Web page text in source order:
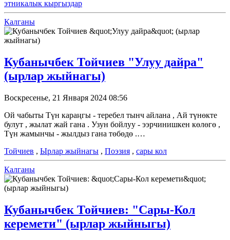
этникалык кыргыздар
Калганы
Кубанычбек Тойчиев "Улуу дайра"
(ырлар жыйнагы)
Воскресенье, 21 Января 2024 08:56
Ой чабыты Түн караңгы - теребел тынч айлана , Ай түнөкте
булут , жылат жай гана . Узун бойлуу - ээрчинишкен көлөгө ,
Түн жамынчы - жылдыз гана төбөдө .…
Тойчиев , Ырлар жыйнагы , Поэзия , сары кол
Калганы
Кубанычбек Тойчиев: "Сары-Кол
керемети" (ырлар жыйныгы)